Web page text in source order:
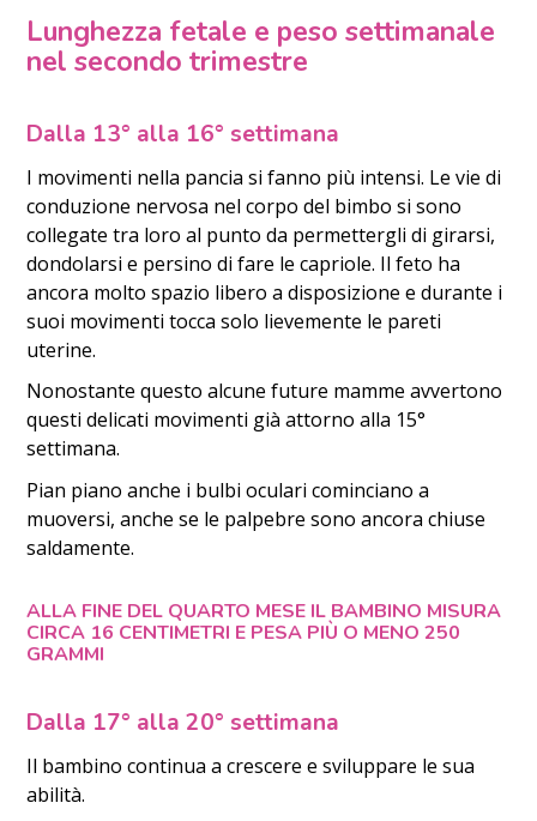
Lunghezza fetale e peso settimanale
nel secondo trimestre
Dalla 13° alla 16° settimana
I movimenti nella pancia si fanno più intensi. Le vie di
conduzione nervosa nel corpo del bimbo si sono
collegate tra loro al punto da permettergli di girarsi,
dondolarsi e persino di fare le capriole. Il feto ha
ancora molto spazio libero a disposizione e durante i
suoi movimenti tocca solo lievemente le pareti
uterine.
Nonostante questo alcune future mamme avvertono
questi delicati movimenti già attorno alla 15°
settimana.
Pian piano anche i bulbi oculari cominciano a
muoversi, anche se le palpebre sono ancora chiuse
saldamente.
ALLA FINE DEL QUARTO MESE IL BAMBINO MISURA
CIRCA 16 CENTIMETRI E PESA PIÙ O MENO 250
GRAMMI
Dalla 17° alla 20° settimana
Il bambino continua a crescere e sviluppare le sua
abilità.